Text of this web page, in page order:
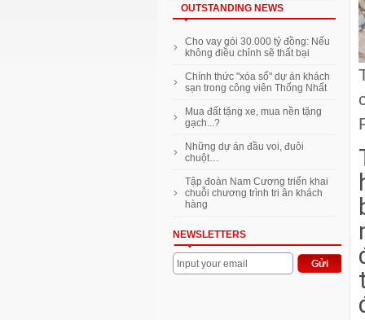
OUTSTANDING NEWS
Geleximco đầu tư 800 triệu USD
làm ô tô điện
Vũ Văn Tiền: Đại gia không siêu
xe, hàng hiệu
Mặt bằng bán lẻ Hà Nội cạnh
tranh gay gắt để giữ chân khách
Thanh toán 10% nhận nhà
Imperia An Phú hoàn thiện nội
thất
VnExpress ra mắt chuyên trang
Rao vặt Nhà Đất mới
Cho vay gói 30.000 tỷ đồng: Nếu
không điều chỉnh sẽ thất bại
Chính thức "xóa sổ" dự án khách
sạn trong công viên Thống Nhất
Mua đất tặng xe, mua nền tặng
gạch...?
Những dự án đầu voi, đuôi
chuột…
Tập đoàn Nam Cương triển khai
chuỗi chương trình tri ân khách
hàng
NEWSLETTERS
Input your email